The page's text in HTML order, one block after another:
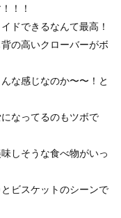
！！
ドできるなんて最高！
の高いクローバーがボ
な感じなのか〜〜！と
なってるのもツボで
しそうな食べ物がいっ
ビスケットのシーンで